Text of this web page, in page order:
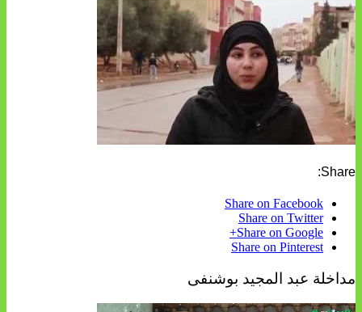
Share:
Share on Facebook
Share on Twitter
Share on Google+
Share on Pinterest
مداخلة عبد المجيد بوشنفى